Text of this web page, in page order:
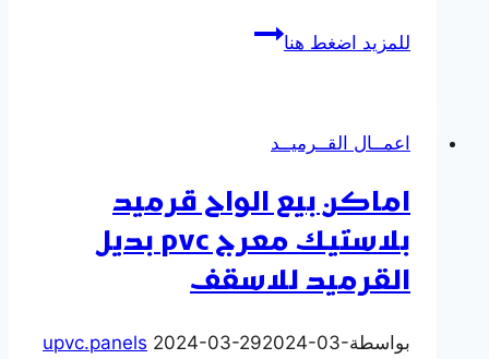
للمزيد اضغط هنااشهر
الإيطالي
للبرجولات
اعمــال القــرميــد
اماكن بيع الواح قرميد
بلاستيك معرج pvc بديل
القرميد للاسقف
بواسطة upvc.panels 2024-03-292024-03-